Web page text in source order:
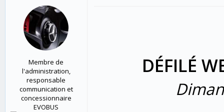
Membre de
l'administration,
responsable
communication et
concessionnaire
EVOBUS
DÉFILÉ